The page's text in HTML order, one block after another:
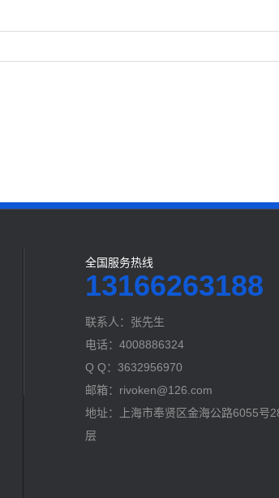
全国服务热线
13166263188
联系人：张先生
电话：4008886324
Q Q：3632956970
邮箱：rivoken@126.com
地址：上海市奉贤区金海公路6055号
层